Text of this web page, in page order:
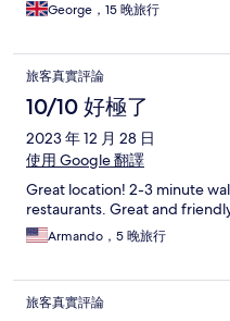
George，15 晚旅行
旅客真實評論
10/10 好極了
2023 年 12 月 28 日
使用 Google 翻譯
Great location! 2-3 minute
restaurants. Great and
Armando，5 晚旅行
旅客真實評論